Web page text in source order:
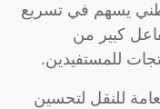
يسهم في تسريع
كبير من
للمستفيدين.
للنقل لتحسين